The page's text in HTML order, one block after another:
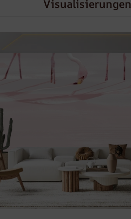
Visualisierungen